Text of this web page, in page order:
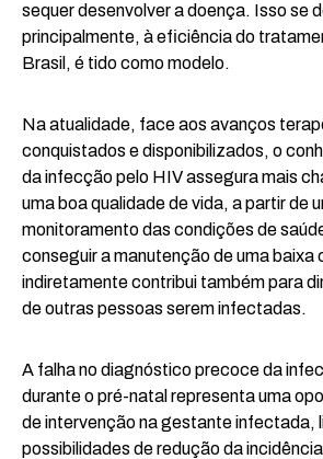
sequer desenvolver a doença. Isso se
principalmente, à eficiência do
Brasil, é tido como modelo.
Na atualidade, face aos avanços
conquistados e disponibilizados, o
da infecção pelo HIV assegura mais
uma boa qualidade de vida, a partir de
monitoramento das condições de
conseguir a manutenção de uma baixa
indiretamente contribui também para
de outras pessoas serem infectadas.
A falha no diagnóstico precoce da
durante o pré-natal representa uma
de intervenção na gestante infectada,
possibilidades de redução da